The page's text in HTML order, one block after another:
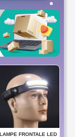
SENSOR STREET LAMP